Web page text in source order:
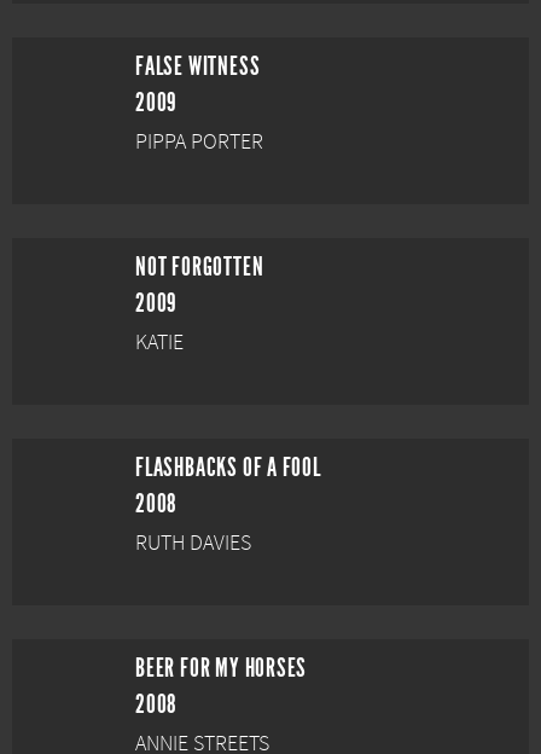
FALSE WITNESS
2009
PIPPA PORTER
NOT FORGOTTEN
2009
KATIE
FLASHBACKS OF A FOOL
2008
RUTH DAVIES
BEER FOR MY HORSES
2008
ANNIE STREETS